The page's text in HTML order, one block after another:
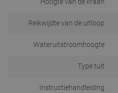
Reikwijdte van de uitloop
Wateruitstroomhoogte
Type tuit
Instructiehandleiding